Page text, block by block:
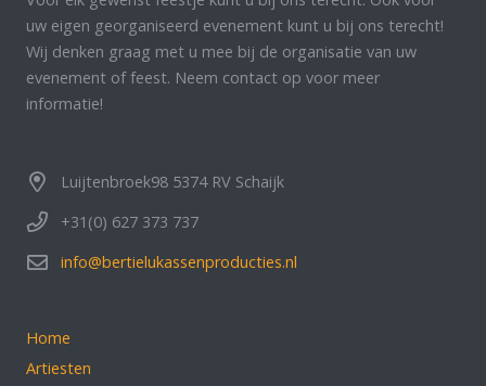
uw eigen georganiseerd evenement kunt u bij ons terecht!
Wij denken graag met u mee bij de organisatie van uw
evenement of feest. Neem contact op voor meer
informatie!
Luijtenbroek98 5374 RV Schaijk
+31(0) 627 373 737
info@bertielukassenproducties.nl
Home
Artiesten